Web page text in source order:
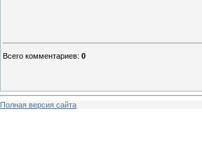
Всего комментариев: 0
Полная версия сайта